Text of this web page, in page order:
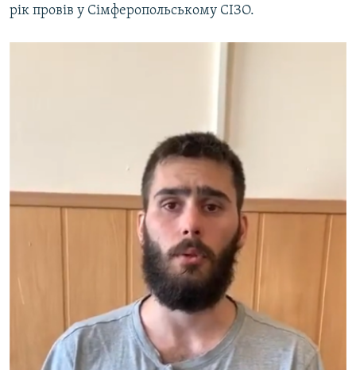
рік провів у Сімферопольському СІЗО.